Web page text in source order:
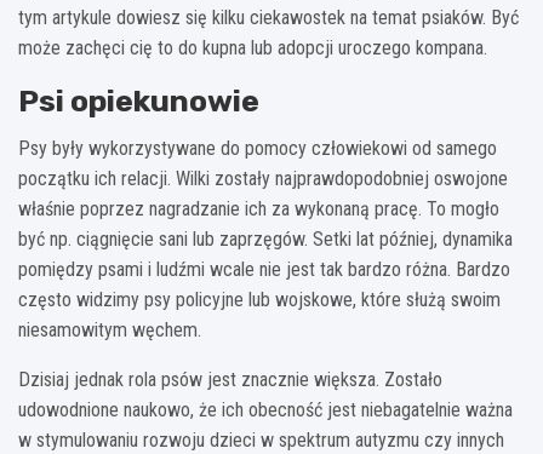
tym artykule dowiesz się kilku ciekawostek na temat psiaków. Być
może zachęci cię to do kupna lub adopcji uroczego kompana.
Psi opiekunowie
Psy były wykorzystywane do pomocy człowiekowi od samego
początku ich relacji. Wilki zostały najprawdopodobniej oswojone
właśnie poprzez nagradzanie ich za wykonaną pracę. To mogło
być np. ciągnięcie sani lub zaprzęgów. Setki lat później, dynamika
pomiędzy psami i ludźmi wcale nie jest tak bardzo różna. Bardzo
często widzimy psy policyjne lub wojskowe, które służą swoim
niesamowitym węchem.
Dzisiaj jednak rola psów jest znacznie większa. Zostało
udowodnione naukowo, że ich obecność jest niebagatelnie ważna
w stymulowaniu rozwoju dzieci w spektrum autyzmu czy innych